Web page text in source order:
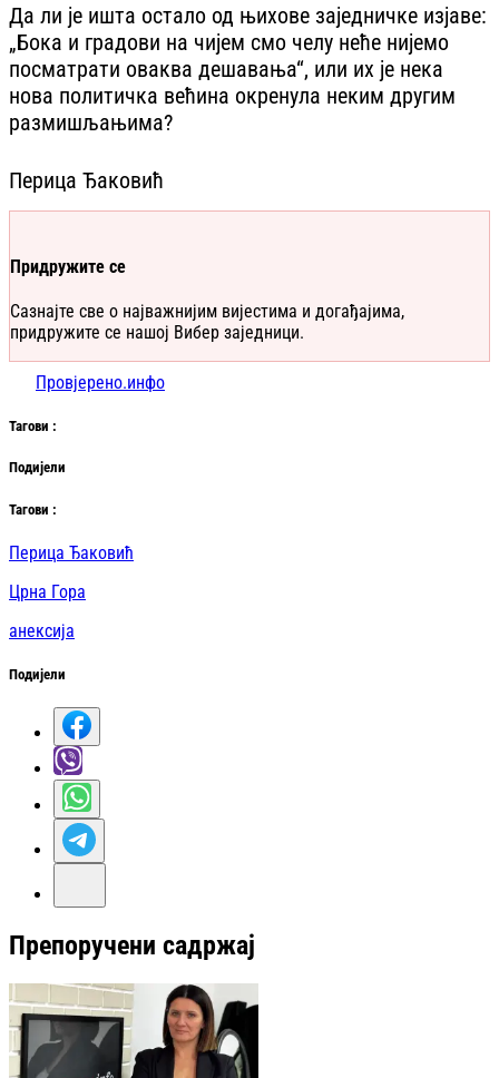
Да ли је ишта остало од њихове заједничке изјаве:
„Бока и градови на чијем смо челу неће нијемо
посматрати оваква дешавања“, или их је нека
нова политичка већина окренула неким другим
размишљањима?
Перица Ђаковић
Придружите се
Сазнајте све о најважнијим вијестима и догађајима,
придружите се нашој Вибер заједници.
Провјерено.инфо
Тагови :
Подијели
Тагови :
Перица Ђаковић
Црна Гора
анексија
Подијели
Препоручени садржај